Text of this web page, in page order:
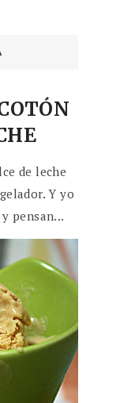
de leche
Y yo
pensan...